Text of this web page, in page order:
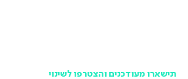
תישארו מעודכנים והצטרפו לשינוי